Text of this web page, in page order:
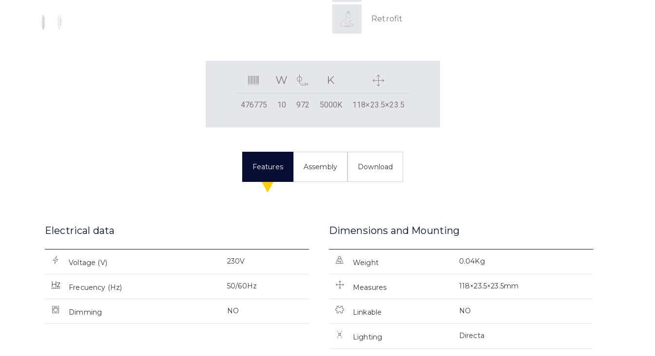
Retrofit
476775 10 972 5000K 118×23.5×23.5
Features Assembly Download
Electrical data
Voltage (V) 230V
Frecuency (Hz) 50/60Hz
Dimming NO
Dimensions and Mounting
Weight 0.04Kg
Measures 118×23.5×23.5mm
Linkable NO
Lighting Directa